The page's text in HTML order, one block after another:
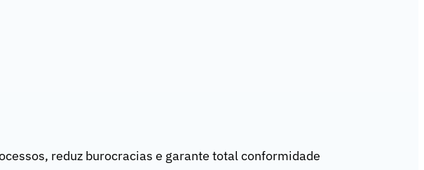
reduz burocracias e garante total conformidade